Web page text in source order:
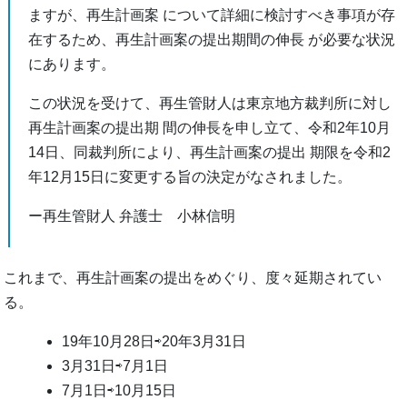
ますが、再⽣計画案 について詳細に検討すべき事項が存
在するため、再⽣計画案の提出期間の伸⻑ が必要な状況
にあります。
この状況を受けて、再⽣管財⼈は東京地⽅裁判所に対し
再⽣計画案の提出期 間の伸⻑を申し⽴て、令和2年10⽉
14⽇、同裁判所により、再⽣計画案の提出 期限を令和2
年12⽉15⽇に変更する旨の決定がなされました。
ー再⽣管財⼈ 弁護⼠ 小林信明
これまで、再⽣計画案の提出をめぐり、度々延期されてい
る。
19年10月28日⇨20年3月31日
3月31日⇨7月1日
7月1日⇨10月15日